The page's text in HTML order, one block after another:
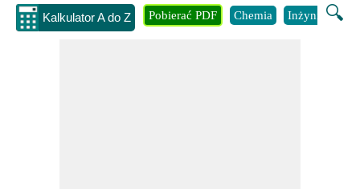
Kalkulator A do Z 🔍
Pobierać PDF Chemia Inżynieria